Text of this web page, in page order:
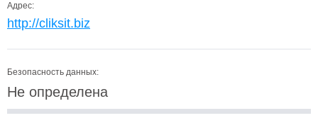
Адрес:
http://cliksit.biz
Безопасность данных:
Не определена